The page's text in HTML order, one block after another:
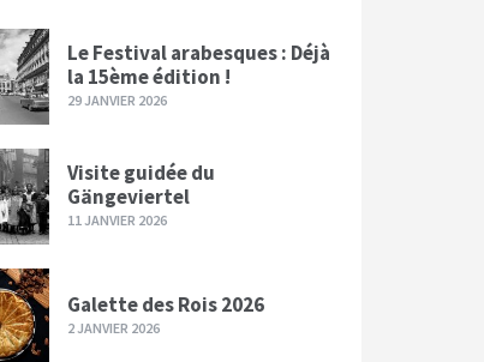
Le Festival arabesques : Déjà
la 15ème édition !
29 JANVIER 2026
Visite guidée du
Gängeviertel
11 JANVIER 2026
Galette des Rois 2026
2 JANVIER 2026